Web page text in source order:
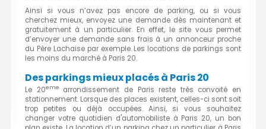
Ainsi si vous n’avez pas encore de parking, ou si vous
cherchez mieux, envoyez une demande dès maintenant et
gratuitement à un particulier. En effet, le site vous permet
d’envoyer une demande sans frais à un annonceur proche
du Père Lachaise par exemple. Les locations de parkings sont
les moins du marché à Paris 20.
Des parkings mieux placés à Paris 20
Le 20eme arrondissement de Paris reste très convoité en
stationnement. Lorsque des places existent, celles-ci sont soit
trop petites ou déjà occupées. Ainsi, si vous souhaitez
changer votre quotidien d'automobiliste à Paris 20, un bon